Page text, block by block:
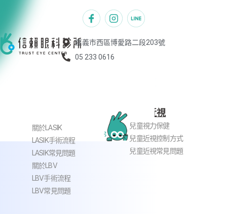
嘉義市西區博愛路二段203號
05 233 0616
關於LASIK
LASIK手術流程
LASIK常見問題
關於LBV
LBV手術流程
LBV常見問題
兒童近視
兒童視力保健
兒童近視控制方式
兒童近視常見問題